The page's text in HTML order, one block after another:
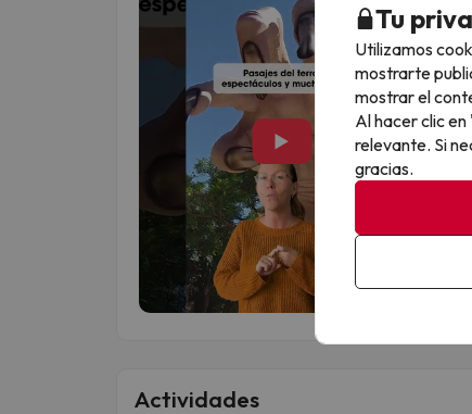
▶
Actividades
Tu
Utilizamos
mostrarte
mostrar el
Al hacer clic
relevante. Si
gracias.